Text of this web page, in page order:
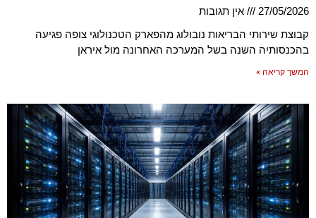
27/05/2026
אין תגובות
קבוצת שירותי הבריאות נובולוג מהפארק הטכנולוגי צופה פגיעה
בהכנסותיה השנה בשל המערכה האחרונה מול איראן
המשך קריאה »